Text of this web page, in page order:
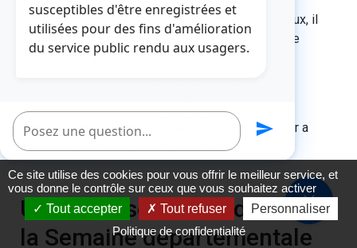
Réalisé en concertation avec les partenaires locaux, il
définit les objectifs du site. C’est aussi le point de
départ dans la réalisation du suivi et l’évaluation
Pour mieux connaître les 244 Espaces naturels
sensibles départementaux, le Département du Var a
édité une brochure. Elle est téléchargeable
Une belle seconde édition de
la Semaine départementale
close
susceptibles d'être enregistrées et
utilisées pour des fins d'amélioration
du service public rendu aux usagers.
Poser une question send
Ce site utilise des cookies pour vous offrir le meilleur service, et
vous donne le contrôle sur ceux que vous souhaitez activer
Tout accepter
Tout refuser
Personnaliser
Politique de confidentialité